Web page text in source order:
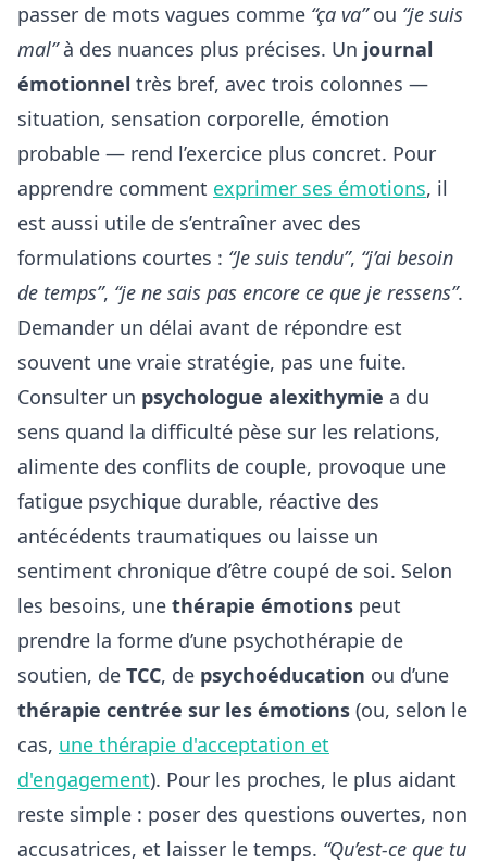
passer de mots vagues comme “ça va”ou “je suis
mal”à des nuances plus précises. Un journal
émotionnel très bref, avec trois colonnes —
situation, sensation corporelle, émotion
probable — rend l’exercice plus concret. Pour
apprendre comment exprimer ses émotions, il
est aussi utile de s’entraîner avec des
formulations courtes : “Je suis tendu”, “j’ai besoin
de temps”, “je ne sais pas encore ce que je ressens”.
Demander un délai avant de répondre est
souvent une vraie stratégie, pas une fuite.
Consulter un psychologue alexithymie a du
sens quand la difficulté pèse sur les relations,
alimente des conflits de couple, provoque une
fatigue psychique durable, réactive des
antécédents traumatiques ou laisse un
sentiment chronique d’être coupé de soi. Selon
les besoins, une thérapie émotions peut
prendre la forme d’une psychothérapie de
soutien, de TCC, de psychoéducation ou d’une
thérapie centrée sur les émotions (ou, selon le
cas, une thérapie d'acceptation et
d'engagement). Pour les proches, le plus aidant
reste simple : poser des questions ouvertes, non
accusatrices, et laisser le temps. “Qu’est-ce que tu